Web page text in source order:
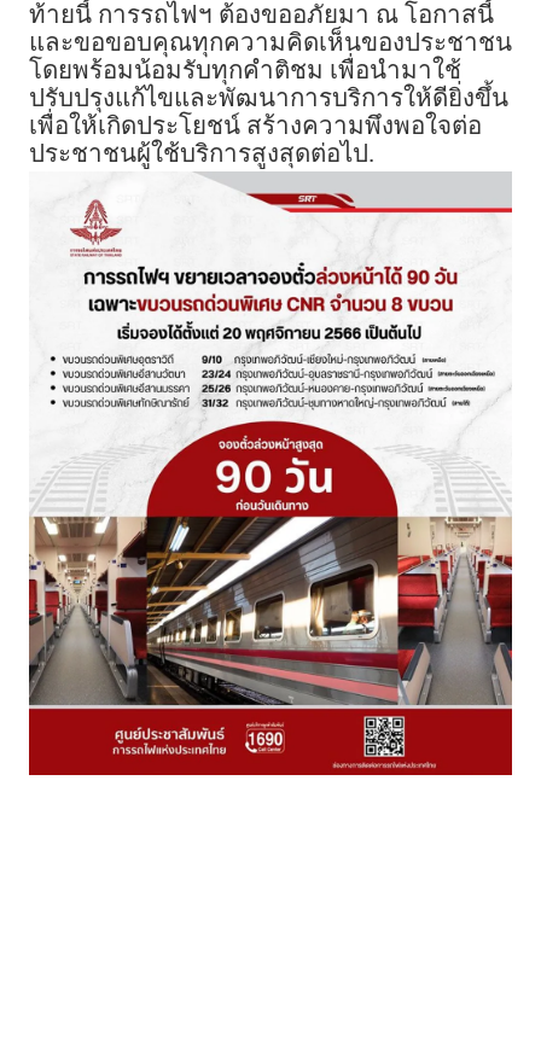
ท้ายนี้ การรถไฟฯ ต้องขออภัยมา ณ โอกาสนี้
และขอขอบคุณทุกความคิดเห็นของประชาชน
โดยพร้อมน้อมรับทุกคำติชม เพื่อนำมาใช้
ปรับปรุงแก้ไขและพัฒนาการบริการให้ดียิ่งขึ้น
เพื่อให้เกิดประโยชน์ สร้างความพึงพอใจต่อ
ประชาชนผู้ใช้บริการสูงสุดต่อไป.